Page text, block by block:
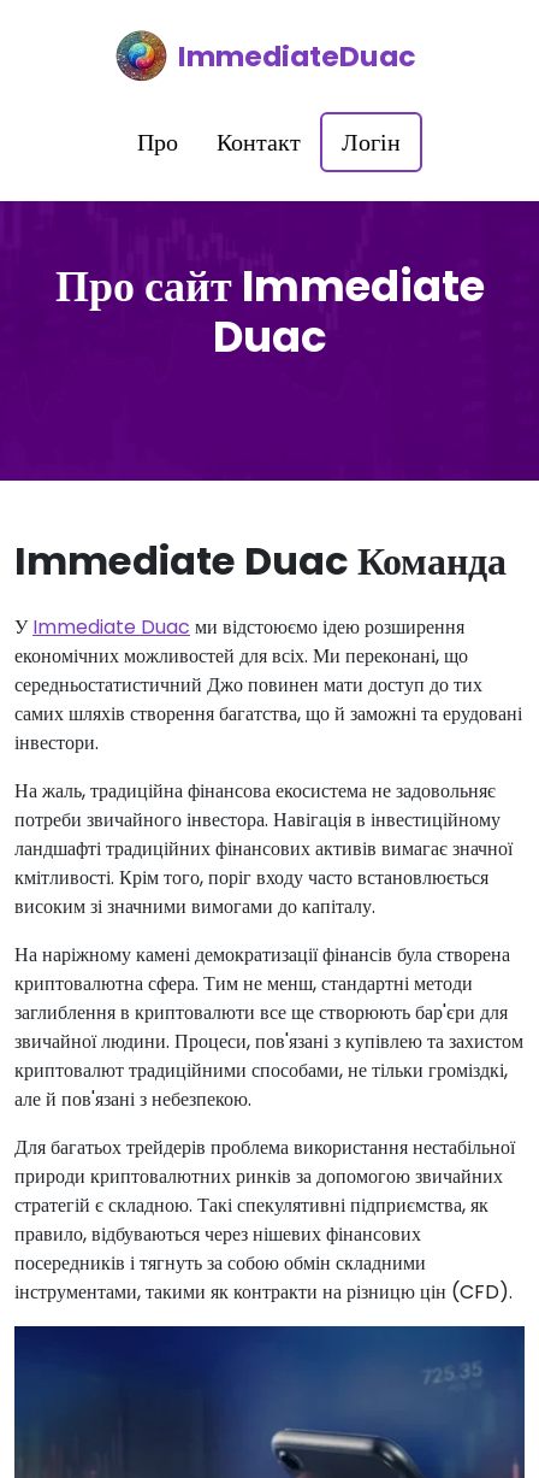
ImmediateDuac
Про Контакт Логін
Про сайт Immediate
Duac
Immediate Duac Команда
УImmediate Duac ми відстоюємо ідею розширення
економічних можливостей для всіх. Ми переконані, що
середньостатистичний Джо повинен мати доступ до тих
самих шляхів створення багатства, що й заможні та ерудовані
інвестори.
На жаль, традиційна фінансова екосистема не задовольняє
потреби звичайного інвестора. Навігація в інвестиційному
ландшафті традиційних фінансових активів вимагає значної
кмітливості. Крім того, поріг входу часто встановлюється
високим зі значними вимогами до капіталу.
На наріжному камені демократизації фінансів була створена
криптовалютна сфера. Тим не менш, стандартні методи
заглиблення в криптовалюти все ще створюють бар'єри для
звичайної людини. Процеси, пов'язані з купівлею та захистом
криптовалют традиційними способами, не тільки громіздкі,
але й пов'язані з небезпекою.
Для багатьох трейдерів проблема використання нестабільної
природи криптовалютних ринків за допомогою звичайних
стратегій є складною. Такі спекулятивні підприємства, як
правило, відбуваються через нішевих фінансових
посередників і тягнуть за собою обмін складними
інструментами, такими як контракти на різницю цін (CFD).